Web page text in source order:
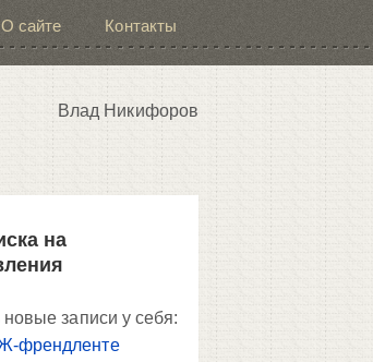
О сайте Контакты
Влад Никифоров
на
новые записи у себя:
френдленте